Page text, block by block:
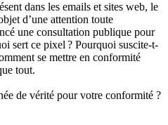
dans les emails et sites web, le
d’une attention toute
une consultation publique pour
sert ce pixel ? Pourquoi suscite-t-
se mettre en conformité
tout.